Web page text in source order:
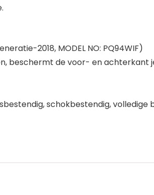
2018, MODEL NO: PQ94WIF)
beschermt de voor- en achterkant
schokbestendig, volledige